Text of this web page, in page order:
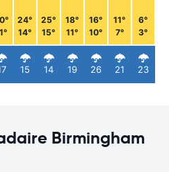
24°
14°
15
25°
15°
14
18°
11°
19
16°
10°
26
11°
7°
21
6°
3°
23
Birmingham